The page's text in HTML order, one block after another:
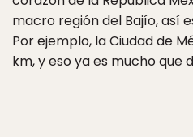
macro región del Bajío, así
Por ejemplo, la Ciudad de
km, y eso ya es mucho que